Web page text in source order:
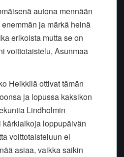
autona mennään
ja märkä heinä
erikoista mutta se on
voittotaistelu, Asunmaa
Heikkilä ottivat tämän
ja lopussa kaksikon
Lindholmin
loppupäivän
voittotaisteluun ei
asiaa, vaikka saikin